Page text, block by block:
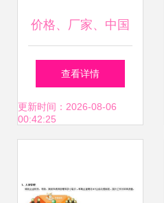
价格、厂家、中国
供应商与加盟管理
企业成功共赢的关
查看详情
更新时间：2026-08-06
00:42:25